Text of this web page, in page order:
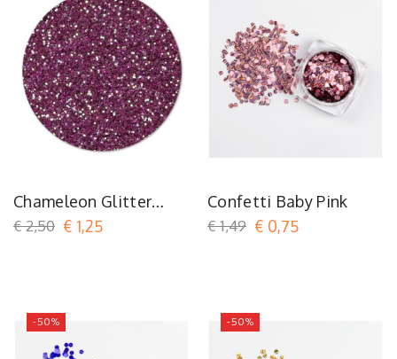
Chameleon Glitter
Royal Indigo
€ 2,50 € 1,25
Confetti Baby Pink
€ 1,49 € 0,75
-50% -50%